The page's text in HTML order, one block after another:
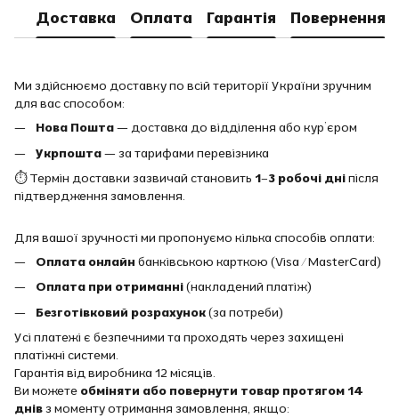
Доставка Оплата Гарантія Повернення
Ми здійснюємо доставку по всій території України зручним
для вас способом:
Нова Пошта— доставка до відділення або кур’єром
Укрпошта— за тарифами перевізника
⏱ Термін доставки зазвичай становить 1–3 робочі дніпісля
підтвердження замовлення.
Для вашої зручності ми пропонуємо кілька способів оплати:
Оплата онлайн банківською карткою (Visa / MasterCard)
Оплата при отриманні(накладений платіж)
Безготівковий розрахунок(за потреби)
Усі платежі є безпечними та проходять через захищені
платіжні системи.
Гарантія від виробника 12 місяців.
Ви можете обміняти або повернути товар протягом 14
днівз моменту отримання замовлення, якщо: